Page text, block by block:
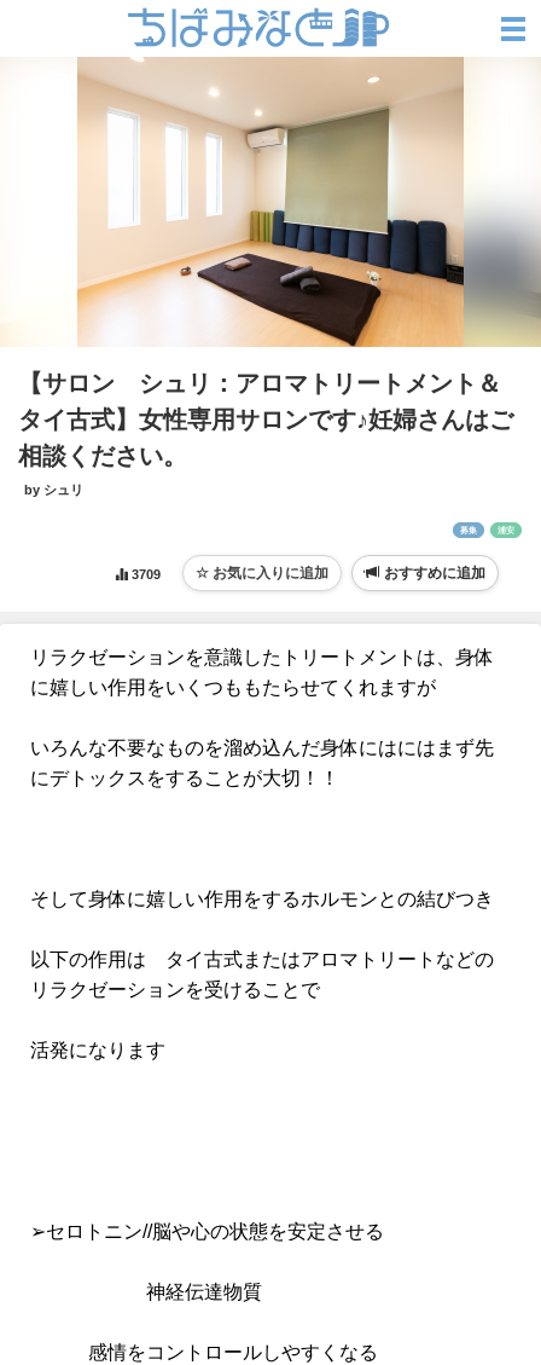
【サロン シュリ：アロマトリートメント＆
タイ古式】女性専用サロンです♪妊婦さんはご
相談ください。
by シュリ
募集 浦安
3709 おすすめに追加
リラクゼーションを意識したトリートメントは、身体
に嬉しい作用をいくつももたらせてくれますが
いろんな不要なものを溜め込んだ身体にはにはまず先
にデトックスをすることが大切！！
そして身体に嬉しい作用をするホルモンとの結びつき
以下の作用は タイ古式またはアロマトリートなどの
リラクゼーションを受けることで
活発になります
➢セロトニン//脳や心の状態を安定させる
神経伝達物質
感情をコントロールしやすくなる